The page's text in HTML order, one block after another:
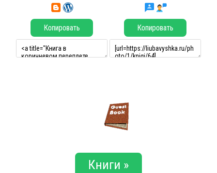
Копировать Копировать
Книги »